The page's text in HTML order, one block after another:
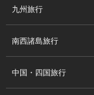
九州旅行
南西諸島旅行
中国・四国旅行